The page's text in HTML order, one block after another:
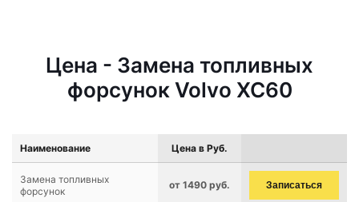
Цена - Замена топливных
форсунок Volvo XC60
Наименование Цена в Руб.
Замена топливных
форсунок
от 1490 руб. Записаться